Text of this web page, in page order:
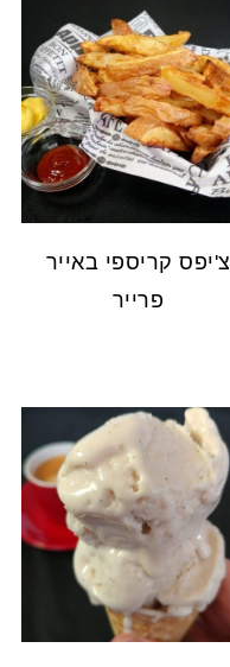
צ'יפס קריספי באייר
פרייר